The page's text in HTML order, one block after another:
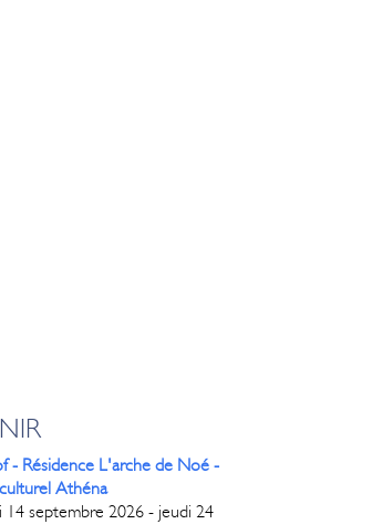
- Résidence L'arche de Noé -
Athéna
14 septembre 2026 - jeudi 24